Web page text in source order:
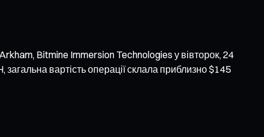
Bitmine Immersion Technologies у вівторок, 24
вартість операції склала приблизно $145